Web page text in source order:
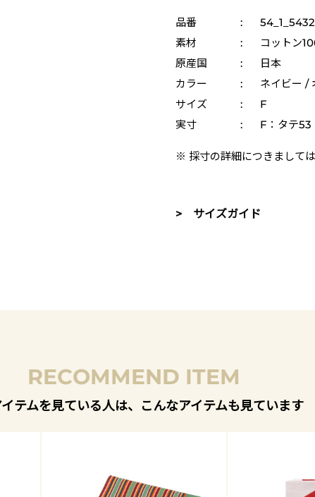
品番 :
素材
:
コットン
原産国
:
日本
カラー
:
ネイビー /
サイズ
:
F
実寸
: F：タテ53
※ 採寸の詳細につきましては
> サイズガイド
RECOMMEND ITEM
テムを見ている人は、こんなアイテムも見ています